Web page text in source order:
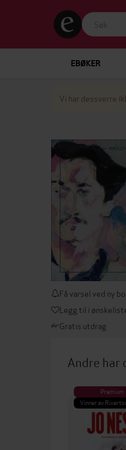
EBØKER
Vi har dessverre
Få varsel ved ny
Legg til i
Gratis utdrag
Andre har
Premium
Vinner av